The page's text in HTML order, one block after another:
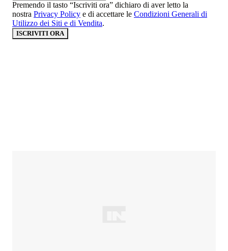
Premendo il tasto “Iscriviti ora” dichiaro di aver letto la
nostra Privacy Policy e di accettare le Condizioni Generali di
Utilizzo dei Siti e di Vendita.
ISCRIVITI ORA